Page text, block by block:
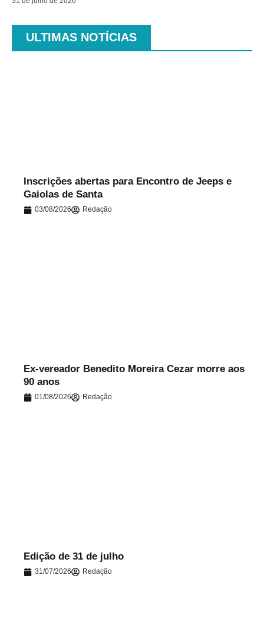
ULTIMAS NOTÍCIAS
Inscrições abertas para Encontro de Jeeps e
Gaiolas de Santa
03/08/2026 Redação
Ex-vereador Benedito Moreira Cezar morre aos
90 anos
01/08/2026 Redação
Edição de 31 de julho
31/07/2026 Redação